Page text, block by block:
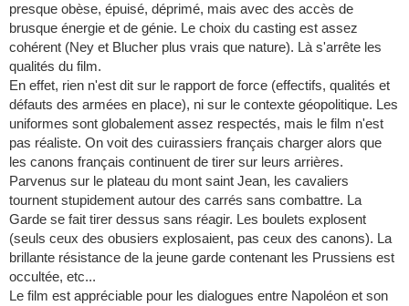
presque obèse, épuisé, déprimé, mais avec des accès de
brusque énergie et de génie. Le choix du casting est assez
cohérent (Ney et Blucher plus vrais que nature). Là s'arrête les
qualités du film.
En effet, rien n'est dit sur le rapport de force (effectifs, qualités et
défauts des armées en place), ni sur le contexte géopolitique. Les
uniformes sont globalement assez respectés, mais le film n'est
pas réaliste. On voit des cuirassiers français charger alors que
les canons français continuent de tirer sur leurs arrières.
Parvenus sur le plateau du mont saint Jean, les cavaliers
tournent stupidement autour des carrés sans combattre. La
Garde se fait tirer dessus sans réagir. Les boulets explosent
(seuls ceux des obusiers explosaient, pas ceux des canons). La
brillante résistance de la jeune garde contenant les Prussiens est
occultée, etc...
Le film est appréciable pour les dialogues entre Napoléon et son